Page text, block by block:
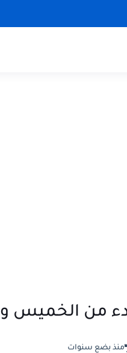
أمطار رعدية وعواصف ترابية
منذ بضع سنوات